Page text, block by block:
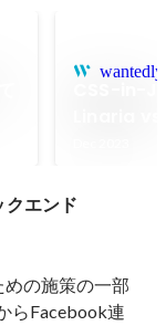
エンド
めの施策の一部
らFacebook連